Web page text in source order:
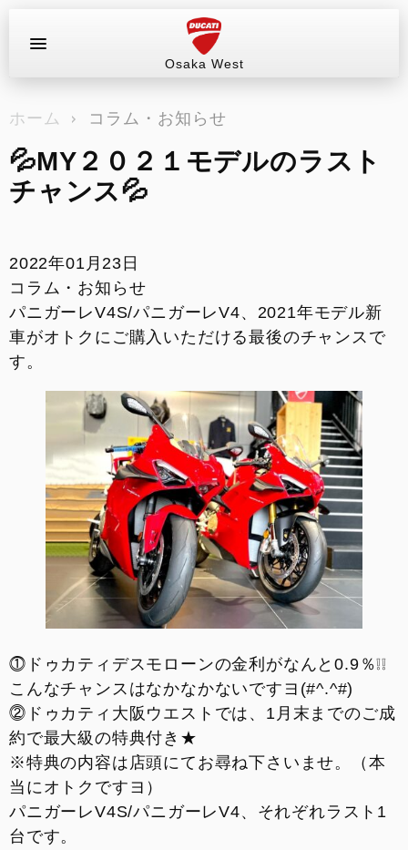
Osaka West
ラインアップ
サービス情報
試乗車
お支払いシミュレーション
コンフィギュレーター
お問い合わせ
ホーム コラム・お知らせ
💦MY２０２１モデルのラスト
チャンス💦
2022年01月23日
コラム・お知らせ
パニガーレV4S/パニガーレV4、2021年モデル新
車がオトクにご購入いただける最後のチャンスで
す。
⓵ドゥカティデスモローンの金利がなんと0.9％❕❕
こんなチャンスはなかなかないですヨ(#^.^#)
⓶ドゥカティ大阪ウエストでは、1月末までのご成
約で最大級の特典付き★
※特典の内容は店頭にてお尋ね下さいませ。（本
当にオトクですヨ）
パニガーレV4S/パニガーレV4、それぞれラスト1
台です。